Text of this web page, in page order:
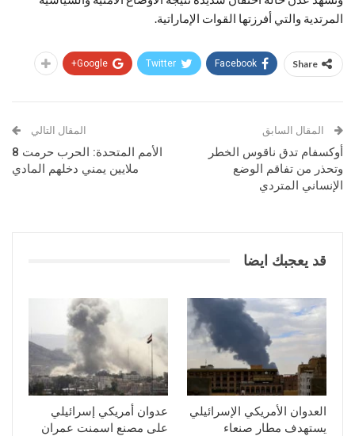
المرتدية والتي أفرزتها القوات الإماراتية.
Share
Facebook
Twitter
Google+
المقال السابق
أوكسفام تدق ناقوس الخطر
وتحذر من تفاقم الوضع
الإنساني المتردي
المقال التالي
الأمم المتحدة: الحرب حرمت 8
ملايين يمني دخلهم المادي
قد يعجبك ايضا
العدوان الأمريكي الإسرائيلي
يستهدف مطار صنعاء
عدوان أمريكي إسرائيلي
على مصنع اسمنت عمران